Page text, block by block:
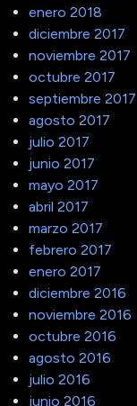
enero 2018
diciembre 2017
noviembre 2017
octubre 2017
septiembre 2017
agosto 2017
julio 2017
junio 2017
mayo 2017
abril 2017
marzo 2017
febrero 2017
enero 2017
diciembre 2016
noviembre 2016
octubre 2016
agosto 2016
julio 2016
junio 2016